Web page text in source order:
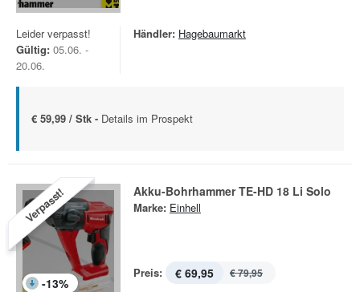
Leider verpasst!
Gültig: 05.06. -
20.06.
Händler: Hagebaumarkt
€ 59,99 / Stk - Details im Prospekt
Verpasst!
-13%
Akku-Bohrhammer TE-HD 18 Li Solo
Marke: Einhell
Preis: € 69,95 € 79,95